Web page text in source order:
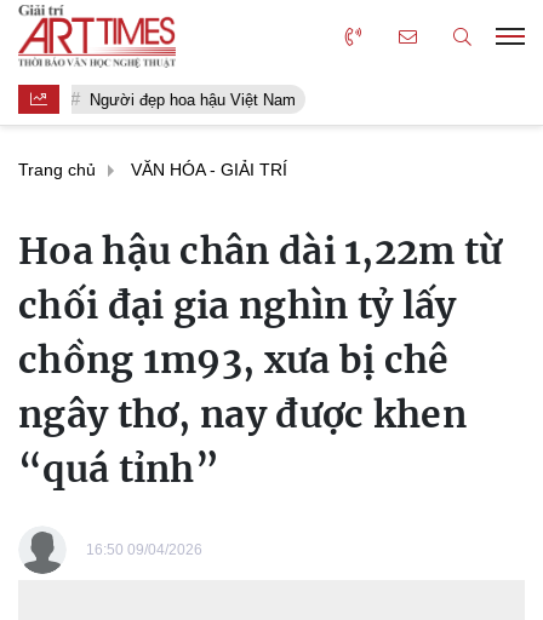
Người đẹp hoa hậu Việt Nam
Trang chủ VĂN HÓA - GIẢI TRÍ
Hoa hậu chân dài 1,22m từ
chối đại gia nghìn tỷ lấy
chồng 1m93, xưa bị chê
ngây thơ, nay được khen
“quá tỉnh”
16:50 09/04/2026